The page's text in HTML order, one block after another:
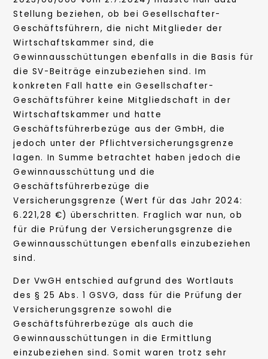
Stellung beziehen, ob bei Gesellschafter-
Geschäftsführern, die nicht Mitglieder der
Wirtschaftskammer sind, die
Gewinnausschüttungen ebenfalls in die Basis für
die SV-Beiträge einzubeziehen sind. Im
konkreten Fall hatte ein Gesellschafter-
Geschäftsführer keine Mitgliedschaft in der
Wirtschaftskammer und hatte
Geschäftsführerbezüge aus der GmbH, die
jedoch unter der Pflichtversicherungsgrenze
lagen. In Summe betrachtet haben jedoch die
Gewinnausschüttung und die
Geschäftsführerbezüge die
Versicherungsgrenze (Wert für das Jahr 2024:
6.221,28 €) überschritten. Fraglich war nun, ob
für die Prüfung der Versicherungsgrenze die
Gewinnausschüttungen ebenfalls einzubeziehen
sind.
Der VwGH entschied aufgrund des Wortlauts
des § 25 Abs. 1 GSVG, dass für die Prüfung der
Versicherungsgrenze sowohl die
Geschäftsführerbezüge als auch die
Gewinnausschüttungen in die Ermittlung
einzubeziehen sind. Somit waren trotz sehr